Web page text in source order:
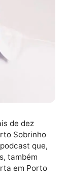
de dez